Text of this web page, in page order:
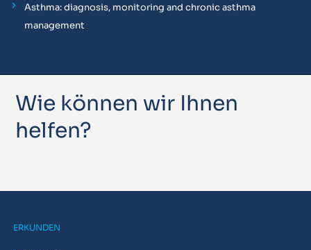
Asthma: diagnosis, monitoring and chronic asthma
management
Wie können wir Ihnen
helfen?
ERKUNDEN